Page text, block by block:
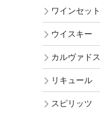
ワインセット
ウイスキー
カルヴァドス
リキュール
スピリッツ